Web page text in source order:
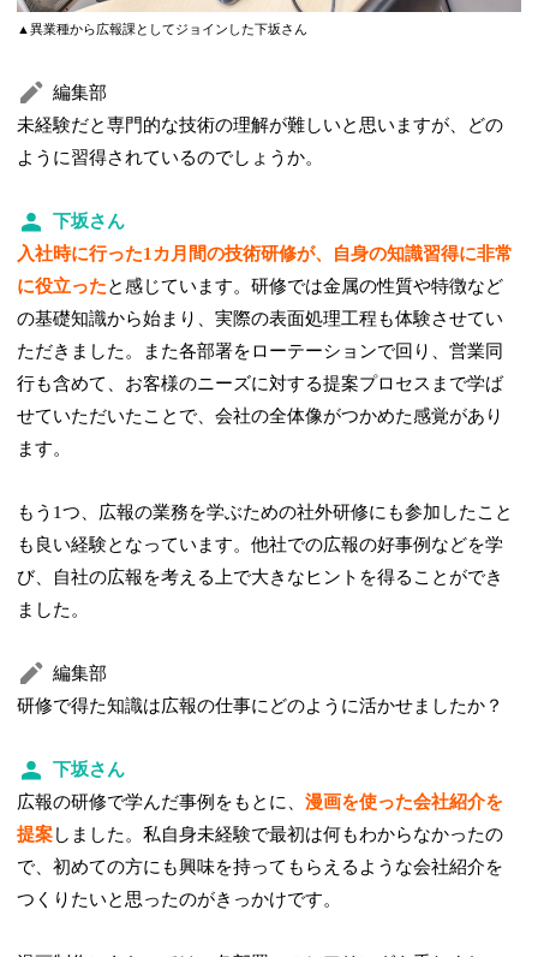
▲異業種から広報課としてジョインした下坂さん
編集部
未経験だと専門的な技術の理解が難しいと思いますが、どの
ように習得されているのでしょうか。
下坂さん
入社時に行った1カ月間の技術研修が、自身の知識習得に非常
に役立ったと感じています。研修では金属の性質や特徴など
の基礎知識から始まり、実際の表面処理工程も体験させてい
ただきました。また各部署をローテーションで回り、営業同
行も含めて、お客様のニーズに対する提案プロセスまで学ば
せていただいたことで、会社の全体像がつかめた感覚があり
ます。
もう1つ、広報の業務を学ぶための社外研修にも参加したこと
も良い経験となっています。他社での広報の好事例などを学
び、自社の広報を考える上で大きなヒントを得ることができ
ました。
編集部
研修で得た知識は広報の仕事にどのように活かせましたか？
下坂さん
広報の研修で学んだ事例をもとに、漫画を使った会社紹介を
提案しました。私自身未経験で最初は何もわからなかったの
で、初めての方にも興味を持ってもらえるような会社紹介を
つくりたいと思ったのがきっかけです。